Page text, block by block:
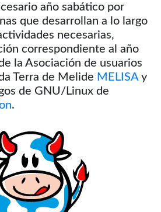
año sabático por
que desarrollan a lo largo
necesarias,
correspondiente al año
la Asociación de usuarios
Terra de Melide MELISAy
de GNU/Linux de
.